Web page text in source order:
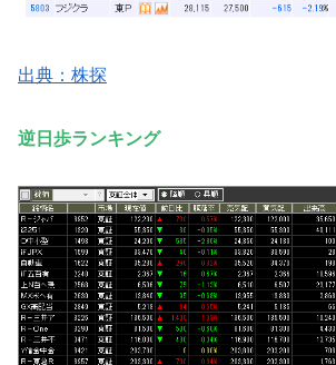
出典：株探
逆日歩ランキング